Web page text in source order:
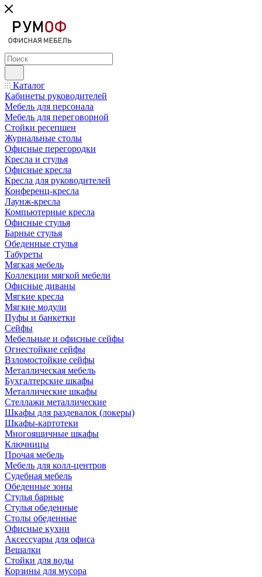
Каталог
Кабинеты руководителей
Мебель для персонала
Мебель для переговорной
Стойки ресепшен
Журнальные столы
Офисные перегородки
Кресла и стулья
Офисные кресла
Кресла для руководителей
Конференц-кресла
Лаунж-кресла
Компьютерные кресла
Офисные стулья
Барные стулья
Обеденные стулья
Табуреты
Мягкая мебель
Коллекции мягкой мебели
Офисные диваны
Мягкие кресла
Мягкие модули
Пуфы и банкетки
Сейфы
Мебельные и офисные сейфы
Огнестойкие сейфы
Взломостойкие сейфы
Металлическая мебель
Бухгалтерские шкафы
Металлические шкафы
Стеллажи металлические
Шкафы для раздевалок (локеры)
Шкафы-картотеки
Многоящичные шкафы
Ключницы
Прочая мебель
Мебель для колл-центров
Судебная мебель
Обеденные зоны
Стулья барные
Стулья обеденные
Столы обеденные
Офисные кухни
Аксессуары для офиса
Вешалки
Стойки для воды
Корзины для мусора